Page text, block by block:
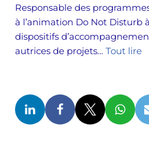
Responsable des
à l’animation Do Not Disturb
dispositifs
autrices de projets… Tout lire